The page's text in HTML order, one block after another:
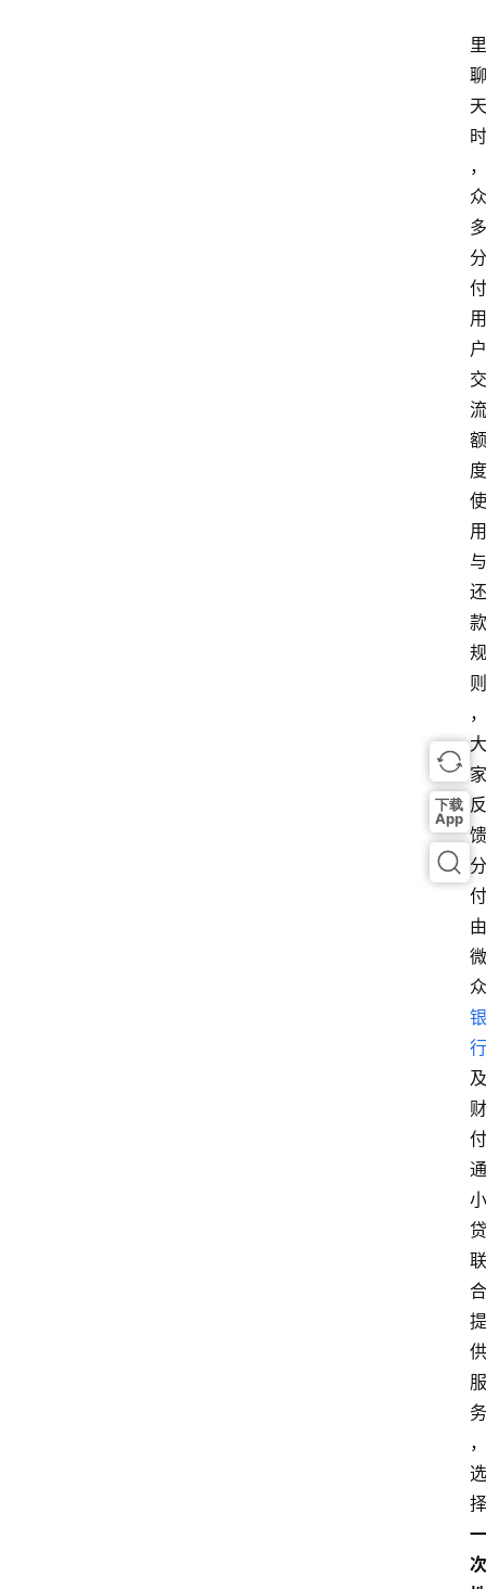
里
聊
天
时
，
众
多
分
付
用
户
交
流
额
度
使
用
与
还
款
规
则
，
大
家
反
馈
分
付
由
微
众
银
行
及
财
付
通
小
贷
联
合
提
供
服
务
，
选
择
一
次
下载
App